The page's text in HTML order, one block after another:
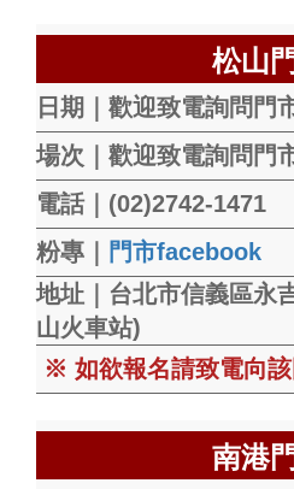
松山
日期｜歡迎致電詢問門
場次｜歡迎致電詢問門
電話｜(02)2742-1471
粉專｜
門市facebook
地址｜台北市信義區永
山火車站)
※ 如欲報名請致電向該
南港